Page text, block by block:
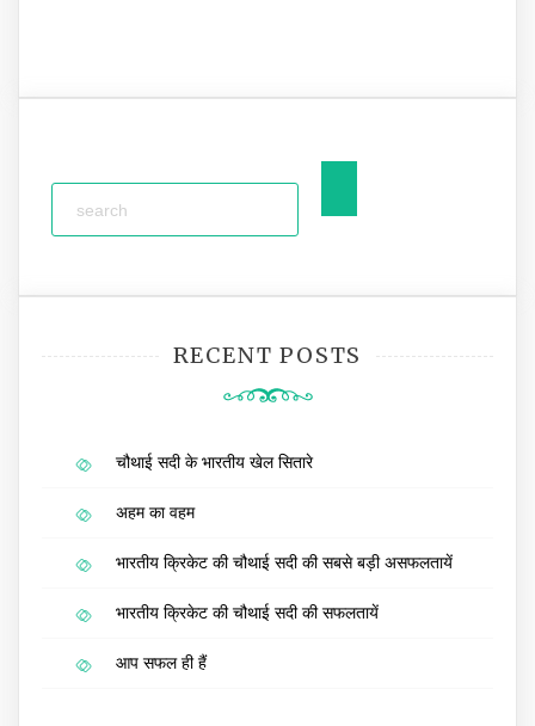
RECENT POSTS
चौथाई सदी के भारतीय खेल सितारे
अहम का वहम
भारतीय क्रिकेट की चौथाई सदी की सबसे बड़ी असफलतायें
भारतीय क्रिकेट की चौथाई सदी की सफलतायें
आप सफल ही हैं